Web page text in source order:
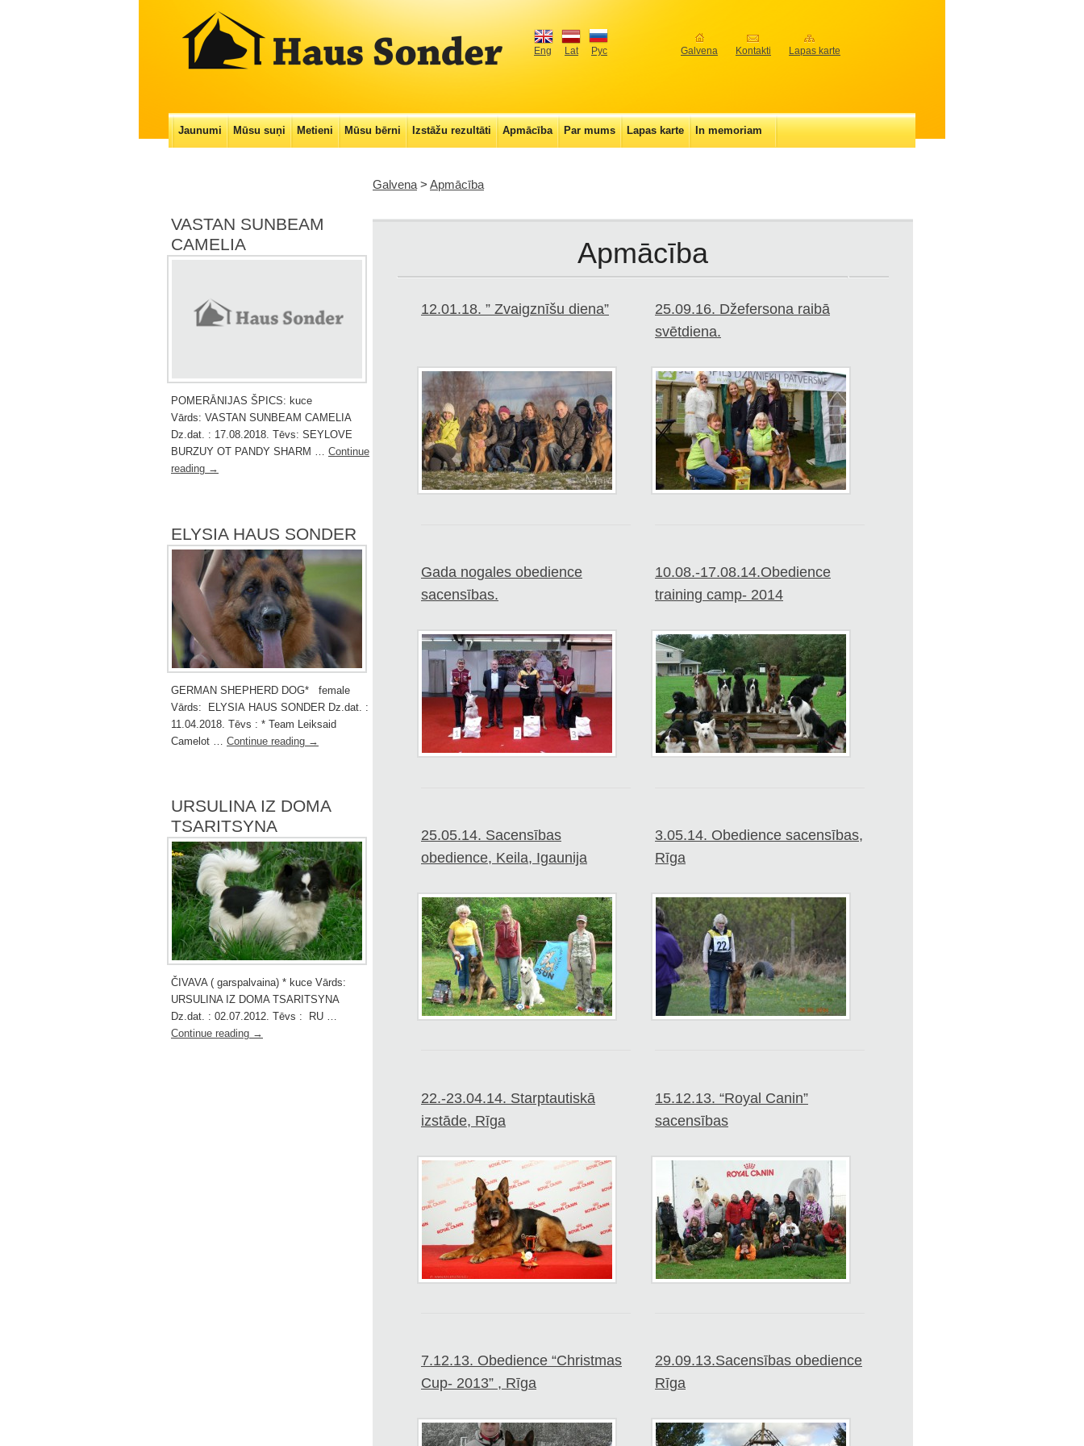
Eng Lat Рус Galvena Kontakti Lapas karte
Main menu
Skip
Jaunumi Mūsu suņi Metieni Mūsu bērni Izstāžu rezultāti Apmācība Par mums Lapas karte In memoriam
Galvena > Apmācība
VASTAN SUNBEAM
CAMELIA
POMERĀNIJAS ŠPICS: kuce
Vārds: VASTAN SUNBEAM CAMELIA
Dz.dat. : 17.08.2018. Tēvs: SEYLOVE
BURZUY OT PANDY SHARM … Continue
reading →
ELYSIA HAUS SONDER
GERMAN SHEPHERD DOG* female
Vārds: ELYSIA HAUS SONDER Dz.dat. :
11.04.2018. Tēvs : * Team Leiksaid
Camelot … Continue reading →
URSULINA IZ DOMA
TSARITSYNA
ČIVAVA ( garspalvaina) * kuce Vārds:
URSULINA IZ DOMA TSARITSYNA
Dz.dat. : 02.07.2012. Tēvs : RU …
Continue reading →
Apmācība
12.01.18. ” Zvaigznīšu diena”
25.09.16. Džefersona raibā
svētdiena.
Gada nogales obedience
sacensības.
10.08.-17.08.14.Obedience
training camp- 2014
25.05.14. Sacensības
obedience, Keila, Igaunija
3.05.14. Obedience sacensības,
Rīga
22.-23.04.14. Starptautiskā
izstāde, Rīga
15.12.13. “Royal Canin”
sacensības
7.12.13. Obedience “Christmas
Cup- 2013” , Rīga
29.09.13.Sacensības obedience
Rīga